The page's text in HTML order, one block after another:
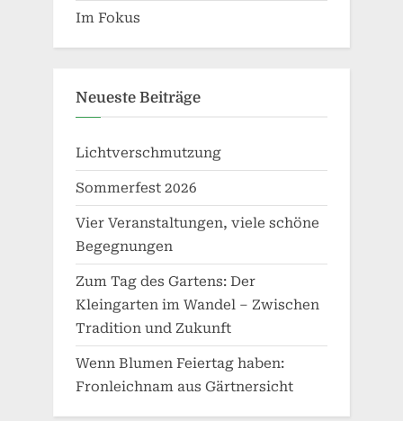
Im Fokus
Neueste Beiträge
Lichtverschmutzung
Sommerfest 2026
Vier Veranstaltungen, viele schöne
Begegnungen
Zum Tag des Gartens: Der
Kleingarten im Wandel – Zwischen
Tradition und Zukunft
Wenn Blumen Feiertag haben:
Fronleichnam aus Gärtnersicht